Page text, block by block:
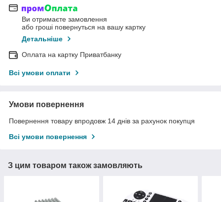
Ви отримаєте замовлення
або гроші повернуться на вашу картку
Детальніше
Оплата на картку Приватбанку
Всі умови оплати
Умови повернення
Повернення товару впродовж 14 днів за рахунок покупця
Всі умови повернення
З цим товаром також замовляють